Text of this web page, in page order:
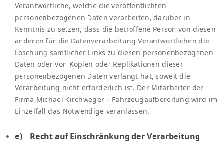
Verantwortliche, welche die veröffentlichten
personenbezogenen Daten verarbeiten, darüber in
Kenntnis zu setzen, dass die betroffene Person von diesen
anderen für die Datenverarbeitung Verantwortlichen die
Löschung sämtlicher Links zu diesen personenbezogenen
Daten oder von Kopien oder Replikationen dieser
personenbezogenen Daten verlangt hat, soweit die
Verarbeitung nicht erforderlich ist. Der Mitarbeiter der
Firma Michael Kirchweger – Fahrzeugaufbereitung wird im
Einzelfall das Notwendige veranlassen.
e) Recht auf Einschränkung der Verarbeitung